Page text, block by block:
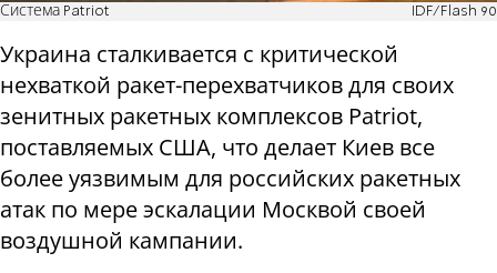
Система Patriot IDF/Flash 90
Украина сталкивается с критической
нехваткой ракет-перехватчиков для своих
зенитных ракетных комплексов Patriot,
поставляемых США, что делает Киев все
более уязвимым для российских ракетных
атак по мере эскалации Москвой своей
воздушной кампании.